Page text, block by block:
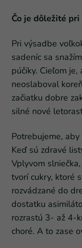
Čo je dôležité pri
Pri výsadbe
sadeníc sa
púčiky. Cieľom
neoslaboval
začiatku dobre
silné nové
Potrebujeme,
Keď sú zdravé
Vplyvom
tvorí cukry, ktoré
rozvádzané do
dostatku
rozrastú 3- až 4-
choré. A to zase